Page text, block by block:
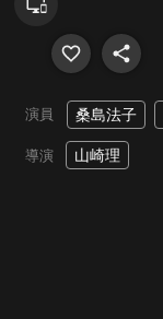
演員 桑島法子
導演 山崎理